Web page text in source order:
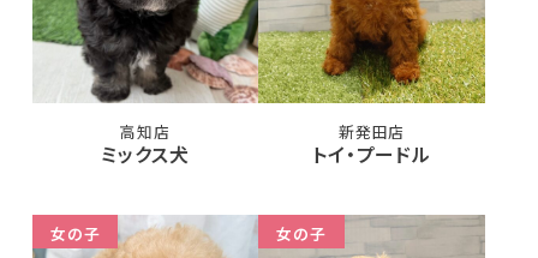
高知店
ミックス犬
新発田店
トイ・プードル
女の子 女の子